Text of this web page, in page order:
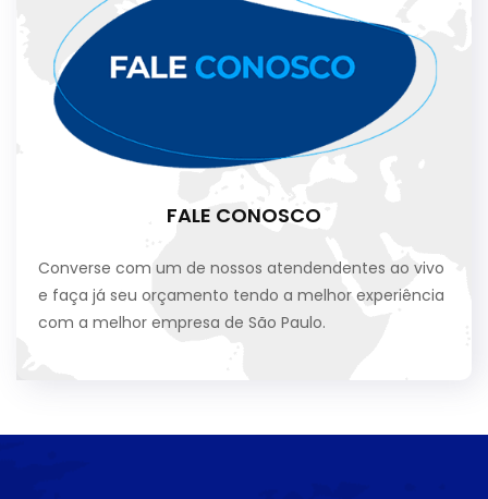
FALE CONOSCO
Converse com um de nossos atendendentes ao vivo
e faça já seu orçamento tendo a melhor experiência
com a melhor empresa de São Paulo.